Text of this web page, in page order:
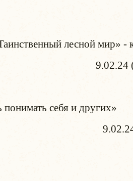
лесной мир»
(4 кл.
себя и других»
9.02.24